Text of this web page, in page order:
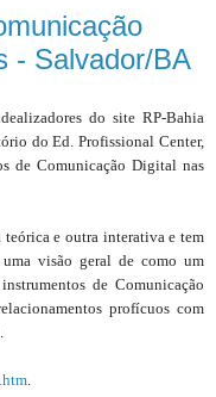
- Salvador/BA
do site RP-Bahia
do Ed. Profissional Center,
de Comunicação Digital nas
teórica e outra interativa e tem
visão geral de como um
de Comunicação
profícuos com
.